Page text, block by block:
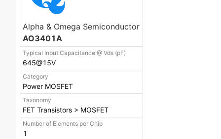
Alpha & Omega Semiconductor
AO3401A
Typical Input Capacitance @ Vds (pF)
645@15V
Category
Power MOSFET
Taxonomy
FET Transistors > MOSFET
Number of Elements per Chip
1